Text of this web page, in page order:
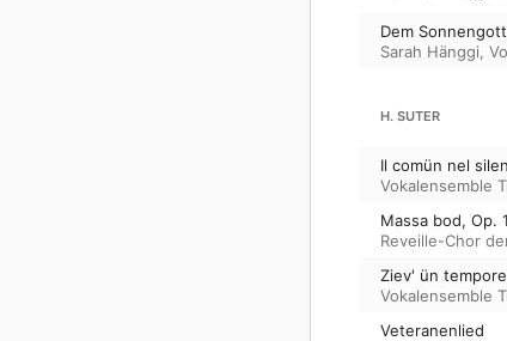
Dem
Sarah Hänggi,
H. SUTER
Il comün nel
Vokalensemble
Massa bod, Op.
Reveille-Chor
Ziev' ün
Vokalensemble
Veteranenlied